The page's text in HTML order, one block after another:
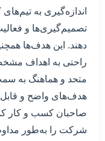
اندازه‌گیری به
تصمیم‌گیری‌ها و
دهند. این هدف‌ها
راحتی به اهداف
متحد و هماهنگ به
هدف‌های واضح و قابل
صاحبان کسب و کار
شرکت را به‌طور مداوم